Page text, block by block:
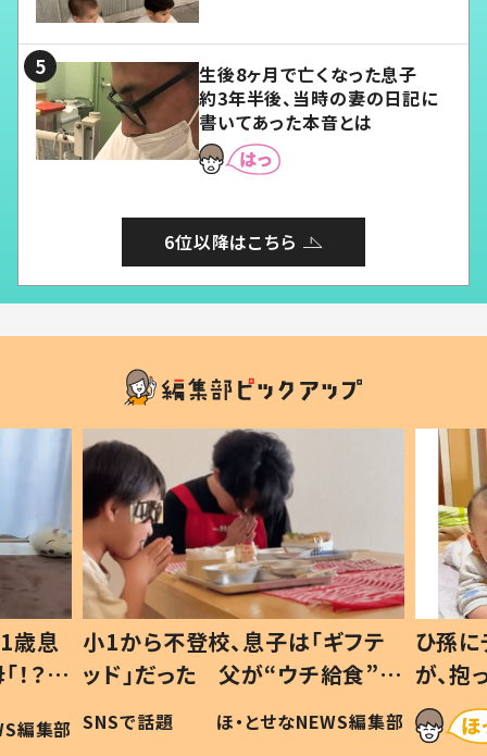
生後8ヶ月で亡くなった息子
約3年半後、当時の妻の日記に
書いてあった本音とは
6位以降はこちら
歳息
？」
編集部
小1から不登校、息子は「ギフテ
ッド」だった 父が“ウチ給食”を
作り続ける理由とは #令和の親
#令和の子
SNSで話題 ほ・とせなNEWS編集部
ひ孫
が、
「涙が
い」